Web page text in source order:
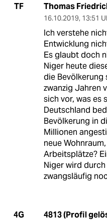
TF Thomas
16.10.2019, 13:51
Ich verstehe
Entwicklung
Es glaubt doch
Niger heute
die Bevölkerung
zwanzig Jahren
sich vor, was es
Deutschland
Bevölkerung in
Millionen
neue
Arbeitsplätze?
Niger wird
zwangsläufig
4G 4813 (Profil